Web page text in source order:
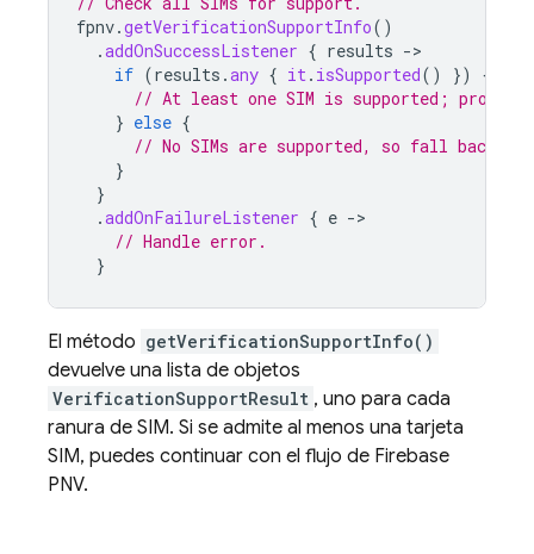
fpnv.getVerificationSupportInfo()
.addOnSuccessListener { results -
if (results .any { it. isSupported() })
{
// At least one SIM is supported; proceed
} else {
// No SIMs are supported, so fall back to
}
}
.addOnFailureListener { e -
// Handle error.
}
El método getVerificationSupportInfo()
devuelve una lista de objetos
VerificationSupportResult , uno para cada
ranura de SIM. Si se admite al menos una tarjeta
SIM, puedes continuar con el flujo de Firebase
PNV.